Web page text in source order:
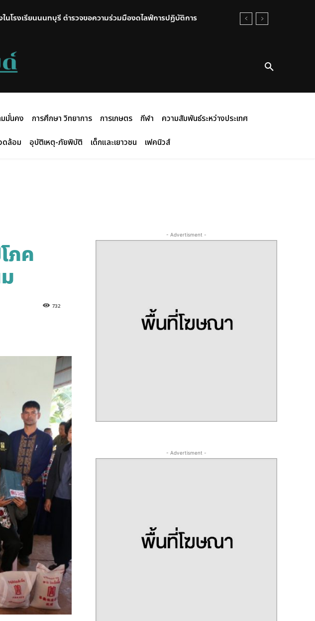
โรงเรียนนนทบุรี ตำรวจขอความร่วมมืองดไลฟ์การปฏิบัติการ
ก ถือโอกาสช่วงชุลมุนหายตัวไปเลย “มีคลิปกล้องวงจรปิด”
มั่นคง การศึกษา วิทยาการ การเกษตร กีฬา
ความสัมพันธ์ระหว่างประเทศ
ดล้อม อุบัติเหตุ-ภัยพิบัติ เด็กและเยาวชน เฟคนิวส์
ภค
732
- Advertisment -
- Advertisment -